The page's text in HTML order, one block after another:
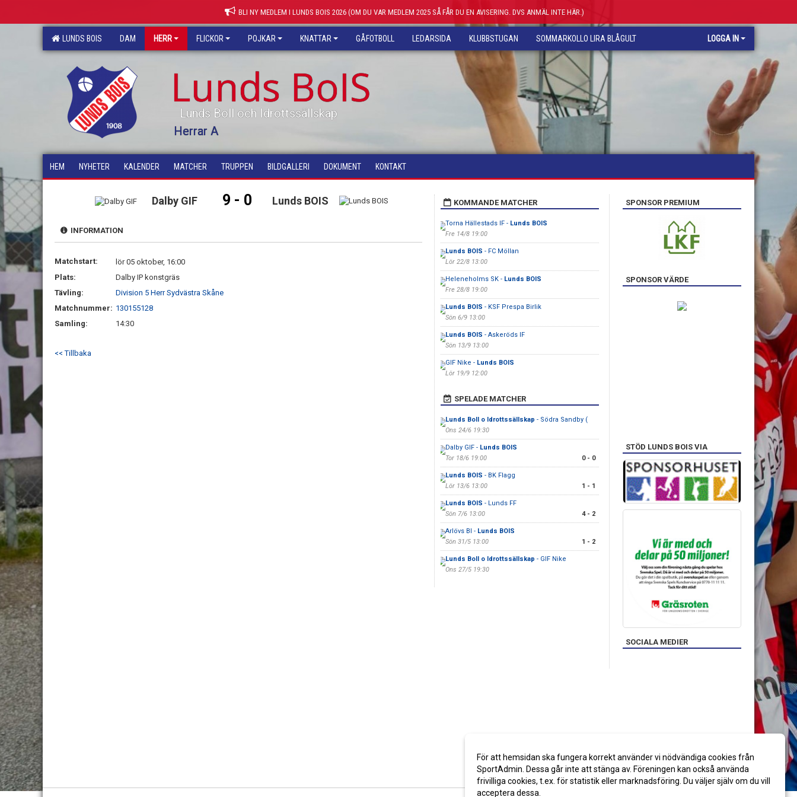
BLI NY MEDLEM I LUNDS BOIS 2026 (OM DU VAR MEDLEM 2025 SÅ FÅR DU EN AVISERING. DVS ANMÄL INTE HÄR.)
LUNDS BOIS DAM HERR FLICKOR POJKAR KNATTAR GÅFOTBOLL LEDARSIDA KLUBBSTUGAN SOMMARKOLLO LIRA BLÅGULT LOGGA IN
Lunds BoIS
Lunds Boll och Idrottssällskap
Herrar A
HEM NYHETER KALENDER MATCHER TRUPPEN BILDGALLERI DOKUMENT KONTAKT
Dalby GIF 9 - 0 Lunds BOIS
INFORMATION
Matchstart:
lör 05 oktober, 16:00
Plats:
Dalby IP konstgräs
Tävling:
Division 5 Herr Sydvästra Skåne
Matchnummer: 130155128
Samling:
14:30
<< Tillbaka
KOMMANDE MATCHER
Torna Hällestads IF - Lunds BOIS
Fre 14/8 19:00
Lunds BOIS - FC Möllan
Lör 22/8 13:00
Heleneholms SK - Lunds BOIS
Fre 28/8 19:00
Lunds BOIS - KSF Prespa Birlik
Sön 6/9 13:00
Lunds BOIS - Askeröds IF
Sön 13/9 13:00
GIF Nike - Lunds BOIS
Lör 19/9 12:00
SPELADE MATCHER
Lunds Boll o Idrottssällskap - Södra Sandby (
Ons 24/6 19:30
Dalby GIF - Lunds BOIS
Tor 18/6 19:00
0 - 0
Lunds BOIS - BK Flagg
Lör 13/6 13:00
1 - 1
Lunds BOIS - Lunds FF
Sön 7/6 13:00
4 - 2
Arlövs BI - Lunds BOIS
Sön 31/5 13:00
1 - 2
Lunds Boll o Idrottssällskap - GIF Nike
Ons 27/5 19:30
SPONSOR PREMIUM
SPONSOR VÄRDE
STÖD LUNDS BOIS VIA
SOCIALA MEDIER
För att hemsidan ska fungera korrekt använder vi nödvändiga cookies från
SportAdmin. Dessa går inte att stänga av. Föreningen kan också använda
frivilliga cookies, t.ex. för statistik eller marknadsföring. Du väljer själv om du vill
acceptera dessa.